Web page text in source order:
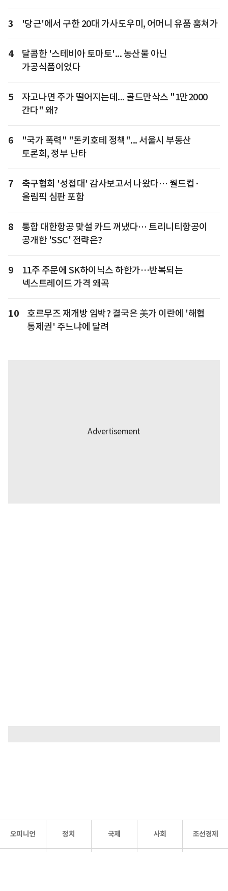
3 '당근'에서 구한 20대 가사도우미, 어머니 유품 훔쳐가
4
달콤한 '스테비아 토마토'... 농산물 아닌
가공식품이었다
5
자고나면 주가 떨어지는데... 골드만삭스 "1만2000
간다" 왜?
6
"국가 폭력" "돈키호테 정책"... 서울시 부동산
토론회, 정부 난타
7
축구협회 '성접대' 감사보고서 나왔다… 월드컵·
올림픽 심판 포함
8
통합 대한항공 맞설 카드 꺼냈다… 트리니티항공이
공개한 'SSC' 전략은?
9
11주 주문에 SK하이닉스 하한가…반복되는
넥스트레이드 가격 왜곡
10
호르무즈 재개방 임박? 결국은 美가 이란에 '해협
통제권' 주느냐에 달려
오피니언 정치 국제 사회 조선경제